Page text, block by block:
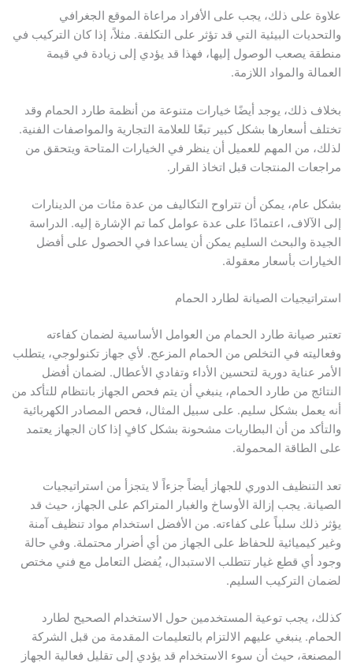
علاوة على ذلك، يجب على الأفراد مراعاة الموقع الجغرافي
والتحديات البيئية التي قد تؤثر على التكلفة. مثلاً، إذا كان التركيب في
منطقة يصعب الوصول إليها، فهذا قد يؤدي إلى زيادة في قيمة
العمالة والمواد اللازمة.
بخلاف ذلك، يوجد أيضًا خيارات متنوعة من أنظمة طارد الحمام وقد
تختلف أسعارها بشكل كبير تبعًا للعلامة التجارية والمواصفات الفنية.
لذلك، من المهم للعميل أن ينظر في الخيارات المتاحة ويتحقق من
مراجعات المنتجات قبل اتخاذ القرار.
بشكل عام، يمكن أن تتراوح التكاليف من عدة مئات من الدينارات
إلى الآلاف، اعتمادًا على عدة عوامل كما تم الإشارة إليه. الدراسة
الجيدة والبحث السليم يمكن أن يساعدا في الحصول على أفضل
الخيارات بأسعار معقولة.
استراتيجيات الصيانة لطارد الحمام
تعتبر صيانة طارد الحمام من العوامل الأساسية لضمان كفاءته
وفعاليته في التخلص من الحمام المزعج. لأي جهاز تكنولوجي، يتطلب
الأمر عناية دورية لتحسين الأداء وتفادي الأعطال. لضمان أفضل
النتائج من طارد الحمام، ينبغي أن يتم فحص الجهاز بانتظام للتأكد من
أنه يعمل بشكل سليم. على سبيل المثال، فحص المصادر الكهربائية
والتأكد من أن البطاريات مشحونة بشكل كافٍ إذا كان الجهاز يعتمد
على الطاقة المحمولة.
تعد التنظيف الدوري للجهاز أيضاً جزءاً لا يتجزأ من استراتيجيات
الصيانة. يجب إزالة الأوساخ والغبار المتراكم على الجهاز، حيث قد
يؤثر ذلك سلباً على كفاءته. من الأفضل استخدام مواد تنظيف آمنة
وغير كيميائية للحفاظ على الجهاز من أي أضرار محتملة. وفي حالة
وجود أي قطع غيار تتطلب الاستبدال، يُفضل التعامل مع فني مختص
لضمان التركيب السليم.
كذلك، يجب توعية المستخدمين حول الاستخدام الصحيح لطارد
الحمام. ينبغي عليهم الالتزام بالتعليمات المقدمة من قبل الشركة
المصنعة، حيث أن سوء الاستخدام قد يؤدي إلى تقليل فعالية الجهاز